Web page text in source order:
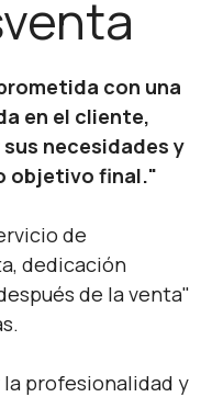
con una
en el cliente,
necesidades y
objetivo final."
de
dedicación
de la venta"
la profesionalidad y